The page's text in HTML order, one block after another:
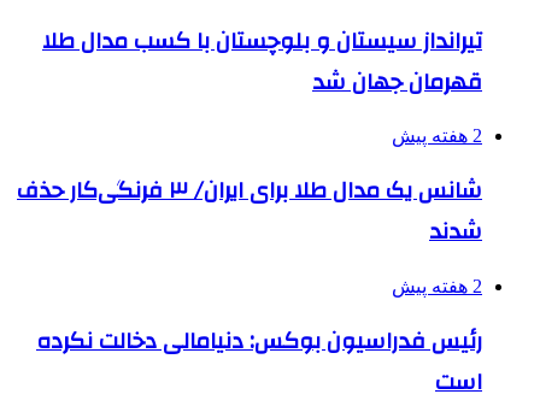
تیرانداز سیستان و بلوچستان با کسب مدال طلا
قهرمان جهان شد
2 هفته پیش
شانس یک مدال طلا برای ایران/ ۳ فرنگی‌کار حذف
شدند
2 هفته پیش
رئیس فدراسیون بوکس: دنیامالی دخالت نکرده
است